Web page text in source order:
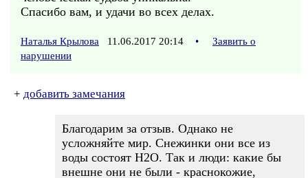
Спасибо вам, и удачи во всех делах.
Наталья Крылова 11.06.2017 20:14 •
Заявить о
нарушении
+ добавить замечания
Благодарим за отзыв. Однако не
усложняйте мир. Снежинки они все из
воды состоят H2O. Так и люди: какие бы
внешне они не были - краснокожие,